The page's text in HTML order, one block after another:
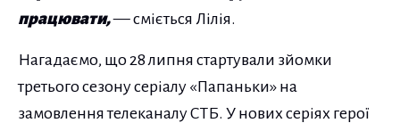
працювати,— сміється Лілія.
Нагадаємо, що 28 липня стартували зйомки
третього сезону серіалу «Папаньки» на
замовлення телеканалу СТБ. У нових серіях герої